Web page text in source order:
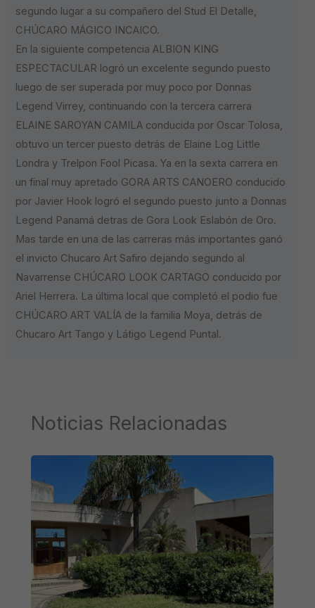
segundo lugar a su compañero del Stud El Detalle,
CHÚCARO MÁGICO INCAICO.
En la siguiente competencia ALBION KING
ESPECTACULAR logró un excelente segundo puesto
luego de ser superada por muy poco por Donnas
Legend Virrey, continuando con la tercera carrera
ELAINE SAROYAN CAMILA conducida por Oscar Tolosa,
obtuvo un tercer puesto detrás de Elaine Log Little
Londra y Trelpon Fool Picasa. Ya en la sexta carrera en
un final muy apretado GORA ARTS CANOERO conducido
por Javier Hook logró el segundo puesto junto a Donnas
Legend Panamá detras de Gora Look Eslabón de Oro.
Mas tarde en una de las carreras más importantes ganó
el invicto Chucaro Art Safiro dejando segundo al
Navarrense CHÚCARO LOOK CARTAGO conducido por
Ariel Herrera. La última local que completó el podio fue
CHÚCARO ART VALÍA de la familia Moya, detrás de
Chucaro Art Tango y Látigo Legend Puntal.
Noticias Relacionadas